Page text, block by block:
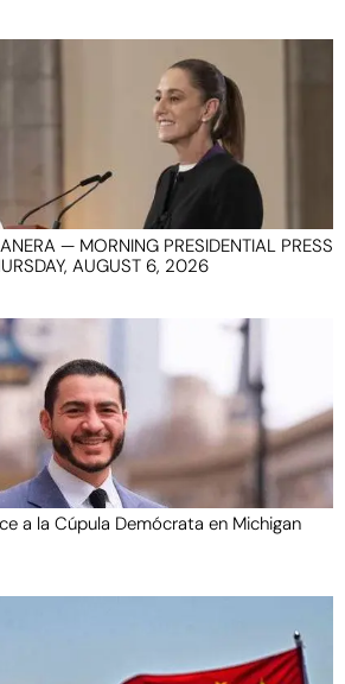
— MORNING PRESIDENTIAL PRESS
AUGUST 6, 2026
a la Cúpula Demócrata en Michigan